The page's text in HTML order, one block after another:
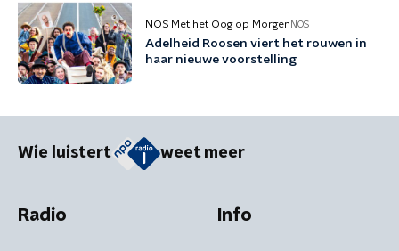
NOS Met het Oog op Morgen NOS
Adelheid Roosen viert het rouwen in
haar nieuwe voorstelling
Wie luistert weet meer
Radio Info